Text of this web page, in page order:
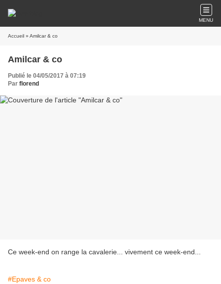
MENU
Accueil » Amilcar & co
Amilcar & co
Publié le 04/05/2017 à 07:19
Par florend
Ce week-end on range la cavalerie... vivement ce week-end...
#Epaves & co